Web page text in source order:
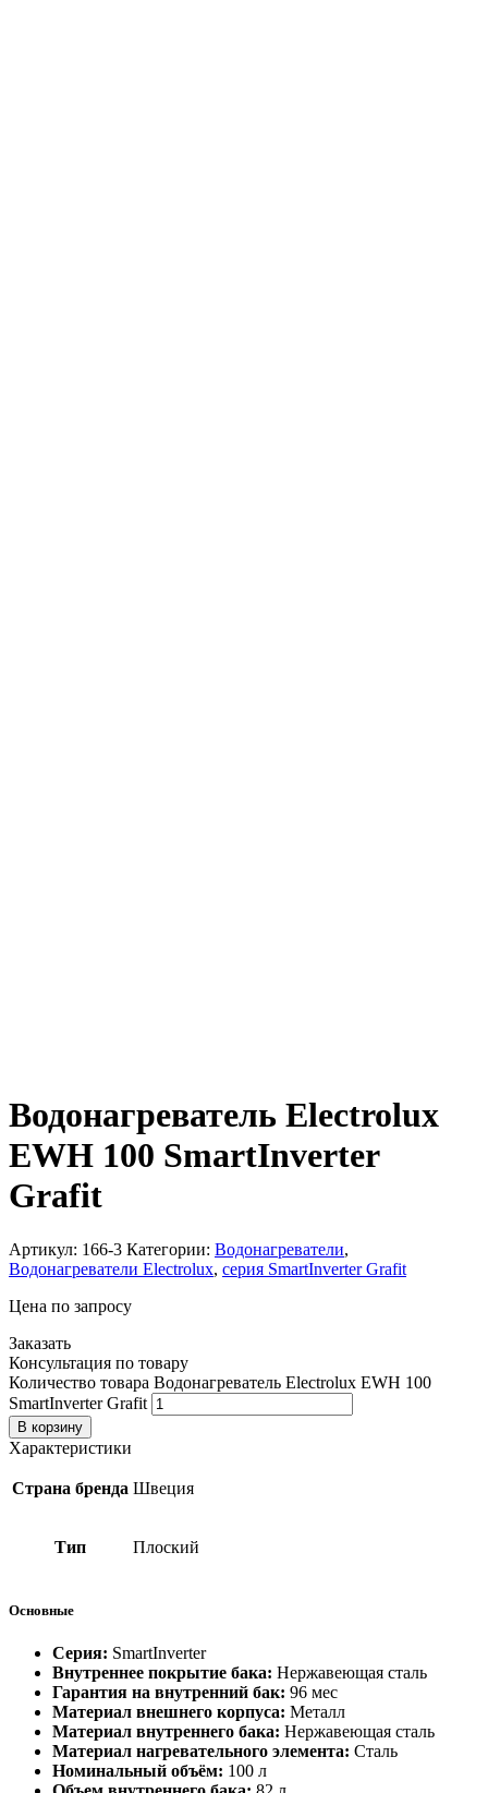
Водонагреватель Electrolux
EWH 100 SmartInverter
Grafit
Артикул: 166-3 Категории: Водонагреватели,
Водонагреватели Electrolux, серия SmartInverter Grafit
Цена по запросу
Заказать
Консультация по товару
Количество товара Водонагреватель Electrolux EWH 100
SmartInverter Grafit
В корзину
Характеристики
Страна бренда Швеция
Тип Плоский
Основные
Серия: SmartInverter
Внутреннее покрытие бака: Нержавеющая сталь
Гарантия на внутренний бак: 96 мес
Материал внешнего корпуса: Металл
Материал внутреннего бака: Нержавеющая сталь
Материал нагревательного элемента: Сталь
Номинальный объём: 100 л